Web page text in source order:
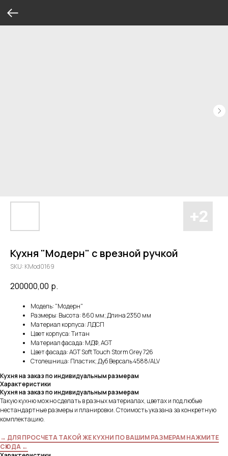
Кухня "Модерн" с врезной ручкой
SKU: KMod0169
200000,00 р.
Модель: "Модерн"
Размеры: Высота: 860 мм; Длина 2350 мм
Материал корпуса: ЛДСП
Цвет корпуса: Титан
Материал фасада: МДФ, AGT
Цвет фасада: AGT Soft Touch Storm Grey 726
Столешница: Пластик; Дуб Версаль 4588/ALV
Кухня на заказ по индивидуальным размерам
Характеристики
Кухня на заказ по индивидуальным размерам
Такую кухню можно сделать в разных материалах, цветах и под любые
нестандартные размеры и планировки. Стоимость указана за конкретную
комплектацию.
→ ДЛЯ ПРОСЧЕТА ТАКОЙ ЖЕ КУХНИ ПО ВАШИМ РАЗМЕРАМ НАЖМИТЕ
СЮДА ←